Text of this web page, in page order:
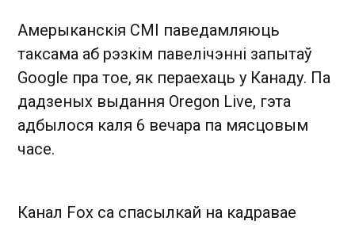
Амерыканскія СМІ паведамляюць
таксама аб рэзкім павелічэнні запытаў
Google пра тое, як пераехаць у Канаду. Па
дадзеных выдання Oregon Live, гэта
адбылося каля 6 вечара па мясцовым
часе.
Канал Fox са спасылкай на кадравае